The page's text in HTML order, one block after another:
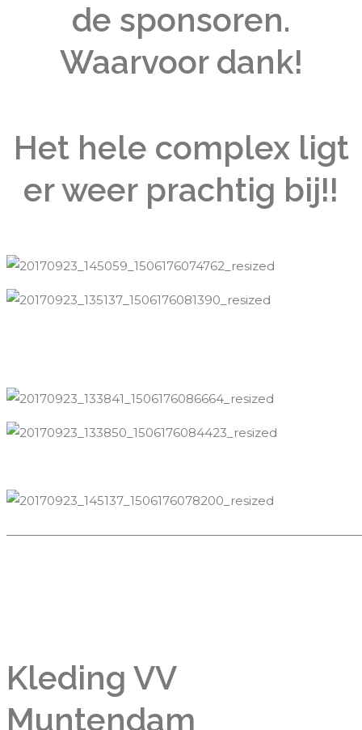
de sponsoren.
Waarvoor dank!
Het hele complex ligt
er weer prachtig bij!!
Kleding VV
Muntendam